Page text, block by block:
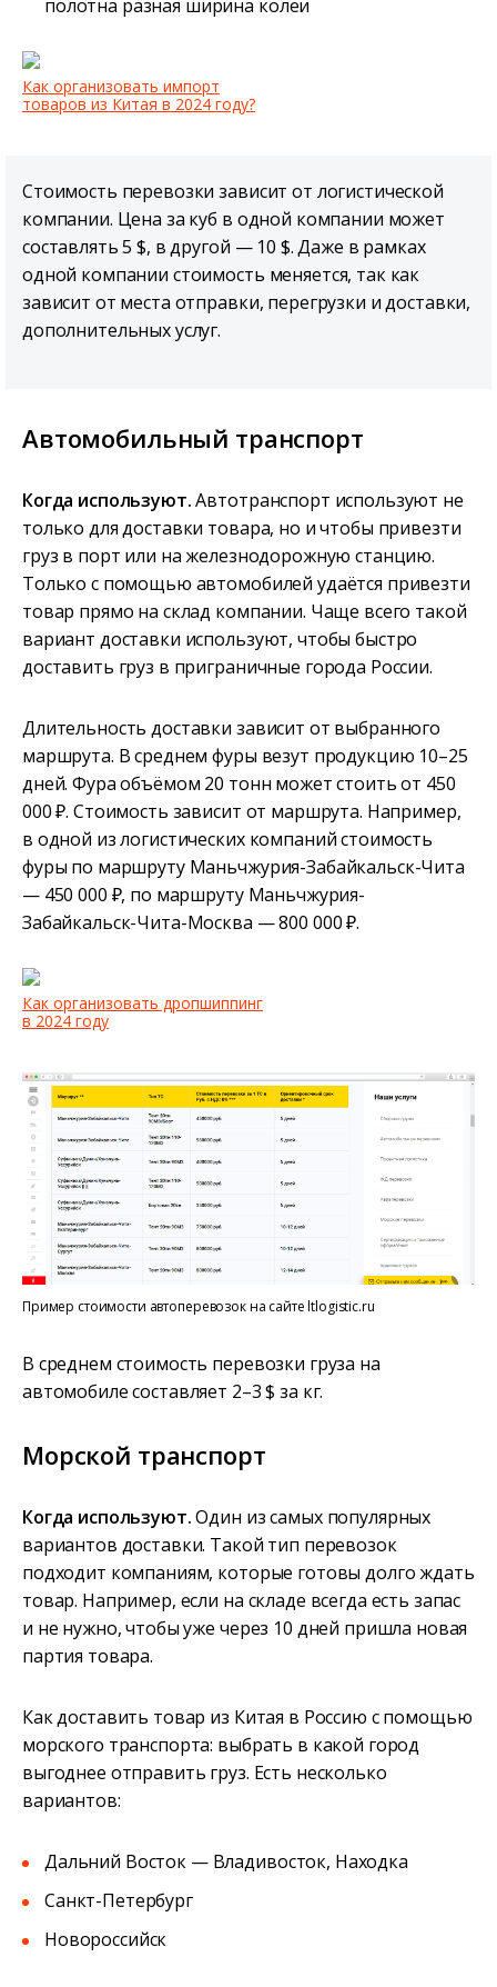
полотна разная ширина колеи
Как организовать импорт
товаров из Китая в 2024 году?
Стоимость перевозки зависит от логистической
компании. Цена за куб в одной компании может
составлять 5 $, в другой — 10 $. Даже в рамках
одной компании стоимость меняется, так как
зависит от места отправки, перегрузки и доставки,
дополнительных услуг.
Автомобильный транспорт
Когда используют.Автотранспорт используют не
только для доставки товара, но и чтобы привезти
груз в порт или на железнодорожную станцию.
Только с помощью автомобилей удаётся привезти
товар прямо на склад компании. Чаще всего такой
вариант доставки используют, чтобы быстро
доставить груз в приграничные города России.
Длительность доставки зависит от выбранного
маршрута. В среднем фуры везут продукцию 10–25
дней. Фура объёмом 20 тонн может стоить от 450
000 ₽. Стоимость зависит от маршрута. Например,
в одной из логистических компаний стоимость
фуры по маршруту Маньчжурия-Забайкальск-Чита
— 450 000 ₽, по маршруту Маньчжурия-
Забайкальск-Чита-Москва — 800 000 ₽.
Как организовать дропшиппинг
в 2024 году
Пример стоимости автоперевозок на сайте ltlogistic.ru
В среднем стоимость перевозки груза на
автомобиле составляет 2–3 $ за кг.
Морской транспорт
Когда используют.Один из самых популярных
вариантов доставки. Такой тип перевозок
подходит компаниям, которые готовы долго ждать
товар. Например, если на складе всегда есть запас
и не нужно, чтобы уже через 10 дней пришла новая
партия товара.
Как доставить товар из Китая в Россию с помощью
морского транспорта: выбрать в какой город
выгоднее отправить груз. Есть несколько
вариантов:
Дальний Восток — Владивосток, Находка
Санкт-Петербург
Новороссийск